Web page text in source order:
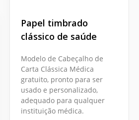
Papel timbrado
clássico de saúde
Modelo de Cabeçalho de
Carta Clássica Médica
gratuito, pronto para ser
usado e personalizado,
adequado para qualquer
instituição médica.